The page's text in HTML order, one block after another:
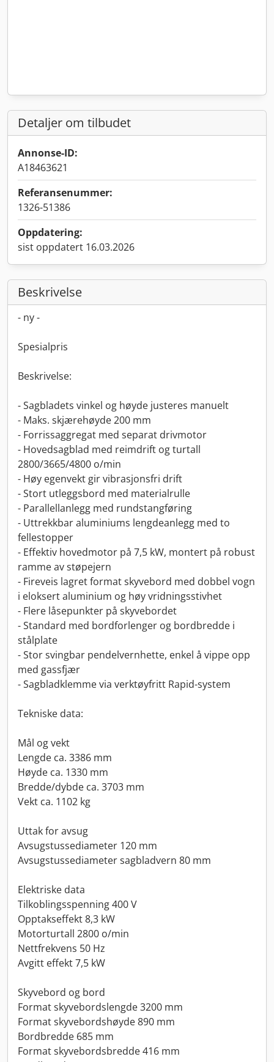
Detaljer om tilbudet
Annonse-ID:
A18463621
Referansenummer:
1326-51386
Oppdatering:
sist oppdatert 16.03.2026
Beskrivelse
- ny -
Spesialpris
Beskrivelse:
- Sagbladets vinkel og høyde justeres manuelt
- Maks. skjærehøyde 200 mm
- Forrissaggregat med separat drivmotor
- Hovedsagblad med reimdrift og turtall
2800/3665/4800 o/min
- Høy egenvekt gir vibrasjonsfri drift
- Stort utleggsbord med materialrulle
- Parallellanlegg med rundstangføring
- Uttrekkbar aluminiums lengdeanlegg med to
fellestopper
- Effektiv hovedmotor på 7,5 kW, montert på robust
ramme av støpejern
- Fireveis lagret format skyvebord med dobbel vogn
i eloksert aluminium og høy vridningsstivhet
- Flere låsepunkter på skyvebordet
- Standard med bordforlenger og bordbredde i
stålplate
- Stor svingbar pendelvernhette, enkel å vippe opp
med gassfjær
- Sagbladklemme via verktøyfritt Rapid-system
Tekniske data:
Mål og vekt
Lengde ca. 3386 mm
Høyde ca. 1330 mm
Bredde/dybde ca. 3703 mm
Vekt ca. 1102 kg
Uttak for avsug
Avsugstussediameter 120 mm
Avsugstussediameter sagbladvern 80 mm
Elektriske data
Tilkoblingsspenning 400 V
Opptakseffekt 8,3 kW
Motorturtall 2800 o/min
Nettfrekvens 50 Hz
Avgitt effekt 7,5 kW
Skyvebord og bord
Format skyvebordslengde 3200 mm
Format skyvebordshøyde 890 mm
Bordbredde 685 mm
Format skyvebordsbredde 416 mm